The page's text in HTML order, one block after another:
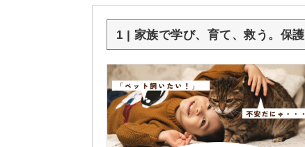
1 | 家族で学び、育て、救う。保